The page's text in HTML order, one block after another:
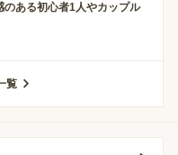
ある初心者1人やカップル
覧